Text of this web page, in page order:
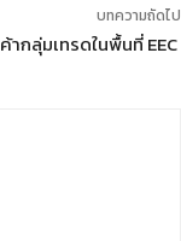
บทความถัดไป
ลุ่มเทรดในพื้นที่ EEC